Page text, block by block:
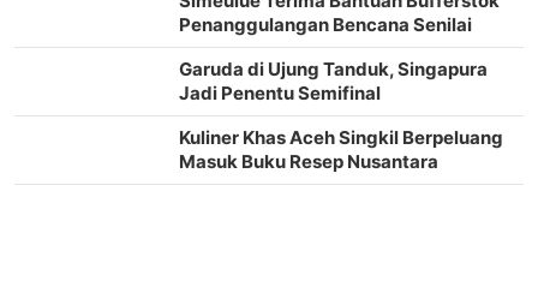
Penanggulangan Bencana Senilai
Rp2,2 Miliar
Garuda di Ujung Tanduk, Singapura
Jadi Penentu Semifinal
Kuliner Khas Aceh Singkil Berpeluang
Masuk Buku Resep Nusantara